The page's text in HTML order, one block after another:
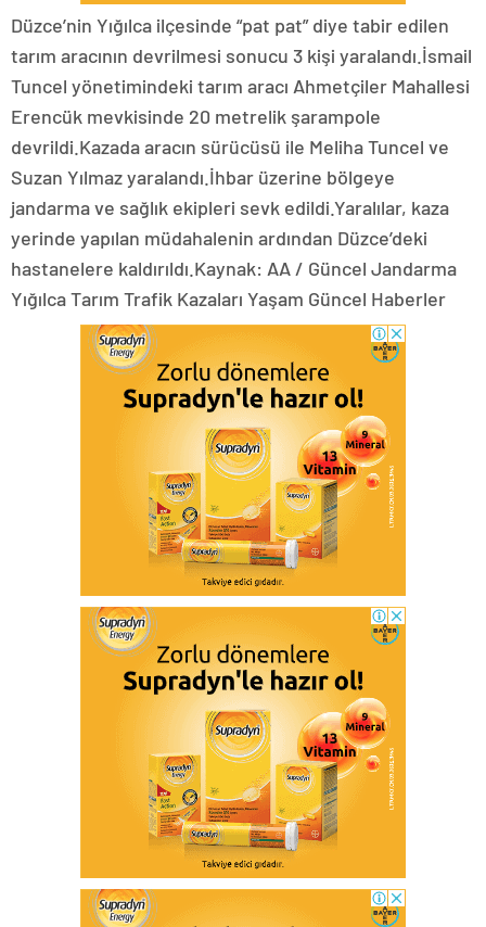
Düzce’nin Yığılca ilçesinde “pat pat” diye tabir edilen
tarım aracının devrilmesi sonucu 3 kişi yaralandı.İsmail
Tuncel yönetimindeki tarım aracı Ahmetçiler Mahallesi
Erencük mevkisinde 20 metrelik şarampole
devrildi.Kazada aracın sürücüsü ile Meliha Tuncel ve
Suzan Yılmaz yaralandı.İhbar üzerine bölgeye
jandarma ve sağlık ekipleri sevk edildi.Yaralılar, kaza
yerinde yapılan müdahalenin ardından Düzce’deki
hastanelere kaldırıldı.Kaynak: AA / Güncel Jandarma
Yığılca Tarım Trafik Kazaları Yaşam Güncel Haberler